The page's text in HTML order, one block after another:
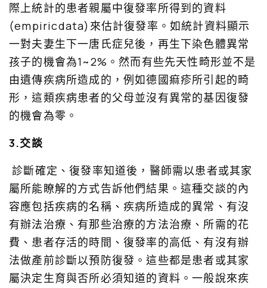
際上統計的患者親屬中復發率所得到的資料
(empiricdata)來估計復發率。如統計資料顯示
一對夫妻生下一唐氏症兒後，再生下染色體異常
孩子的機會為1~2%。然而有些先天性畸形並不是
由遺傳疾病所造成的，例如德國痲疹所引起的畸
形，這類疾病患者的父母並沒有異常的基因復發
的機會為零。
3.交談
診斷確定、復發率知道後，醫師需以患者或其家
屬所能瞭解的方式告訴他們結果。這種交談的內
容應包括疾病的名稱、疾病所造成的異常、有沒
有辦法治療、有那些治療的方法治療、所需的花
費、患者存活的時間、復發率的高低、有沒有辦
法做產前診斷以預防復發。這些都是患者或其家
屬決定生育與否所必須知道的資料。一般說來疾